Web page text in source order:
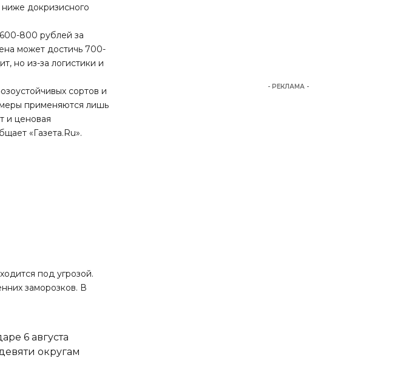
докризисного
800 рублей за
может достичь 700-
но из-за логистики и
сортов и
применяются лишь
и ценовая
«Газета.Ru».
под угрозой.
заморозков. В
6 августа
округам
- РЕКЛАМА -